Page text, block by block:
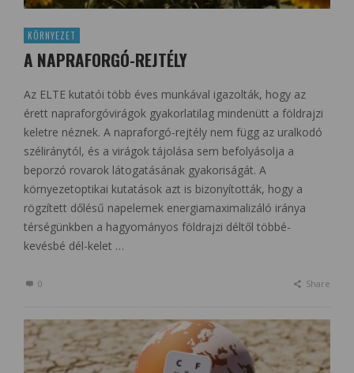
KÖRNYEZET
A NAPRAFORGÓ-REJTÉLY
Az ELTE kutatói több éves munkával igazolták, hogy az
érett napraforgóvirágok gyakorlatilag mindenütt a földrajzi
keletre néznek. A napraforgó-rejtély nem függ az uralkodó
széliránytól, és a virágok tájolása sem befolyásolja a
beporzó rovarok látogatásának gyakoriságát. A
környezetoptikai kutatások azt is bizonyították, hogy a
rögzített dőlésű napelemek energiamaximalizáló iránya
térségünkben a hagyományos földrajzi déltől többé-
kevésbé dél-kelet …
0 Share